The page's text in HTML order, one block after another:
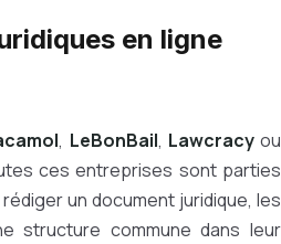
en ligne
, LeBonBail, Lawcracyou
ces entreprises sont parties
un document juridique, les
structure commune dans leur